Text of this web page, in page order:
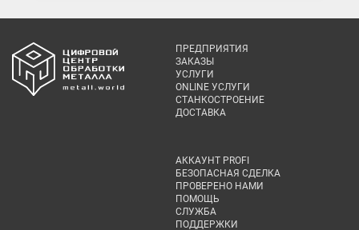
ПРЕДПРИЯТИЯ
ЗАКАЗЫ
УСЛУГИ
ONLINE УСЛУГИ
СТАНКОСТРОЕНИЕ
ДОСТАВКА
АККАУНТ PROFI
БЕЗОПАСНАЯ СДЕЛКА
ПРОВЕРЕНО НАМИ
ПОМОЩЬ
СЛУЖБА
ПОДДЕРЖКИ